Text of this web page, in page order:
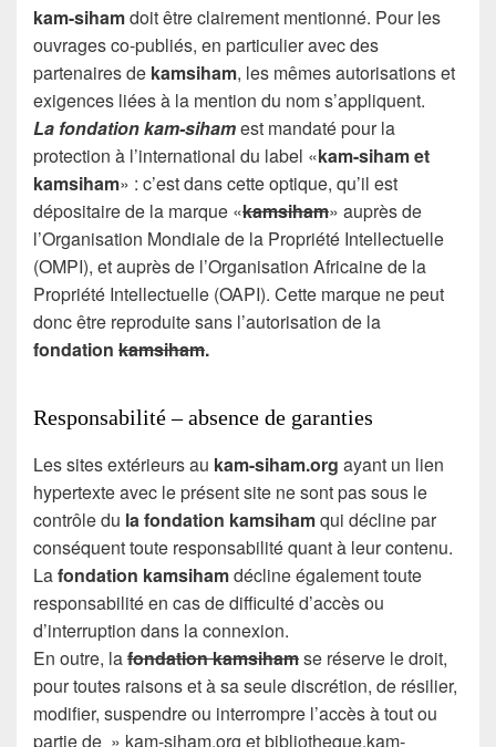
kam-sihamdoit être clairement mentionné. Pour les
ouvrages co-publiés, en particulier avec des
partenaires de kamsiham, les mêmes autorisations et
exigences liées à la mention du nom s’appliquent.
La fondation kam-sihamest mandaté pour la
protection à l’international du label «kam-sihamet
kamsiham» : c’est dans cette optique, qu’il est
dépositaire de la marque «kamsiham» auprès de
l’Organisation Mondiale de la Propriété Intellectuelle
(OMPI), et auprès de l’Organisation Africaine de la
Propriété Intellectuelle (OAPI). Cette marque ne peut
donc être reproduite sans l’autorisation de la
fondation kamsiham.
Responsabilité – absence de garanties
Les sites extérieurs au kam-siham.org ayant un lien
hypertexte avec le présent site ne sont pas sous le
contrôle du la fondation kamsihamqui décline par
conséquent toute responsabilité quant à leur contenu.
Lafondation kamsihamdécline également toute
responsabilité en cas de difficulté d’accès ou
d’interruption dans la connexion.
En outre, lafondation kamsihamse réserve le droit,
pour toutes raisons et à sa seule discrétion, de résilier,
modifier, suspendre ou interrompre l’accès à tout ou
partie de » kam-siham.org et bibliotheque.kam-